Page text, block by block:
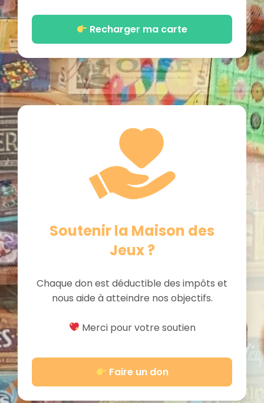
Recharger ma carte
Soutenir la Maison des
Jeux ?
Chaque don est déductible des impôts et
nous aide à atteindre nos objectifs.
Merci pour votre soutien
Faire un don